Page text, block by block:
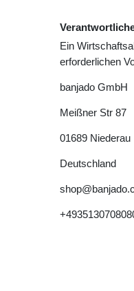
Ein
erforderlichen
banjado GmbH
Meißner Str 87
01689 Niederau
Deutschland